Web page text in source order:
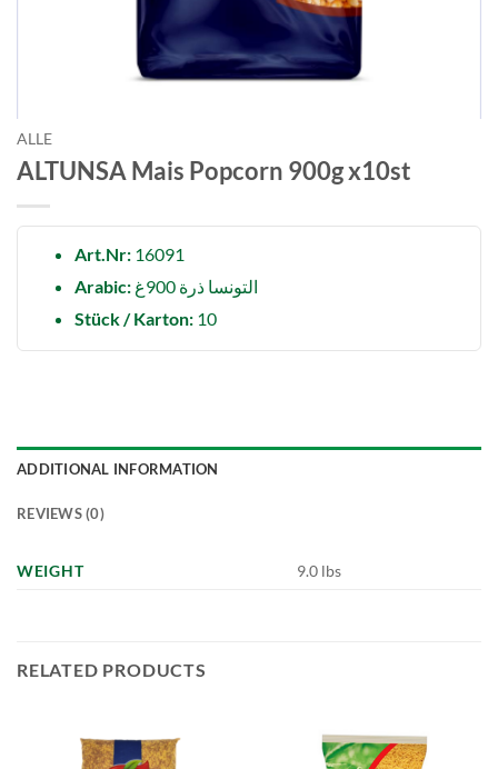
ALLE
ALTUNSA Mais Popcorn 900g x10st
Art.Nr:16091
Arabic:
التونسا ذرة 900غ
Stück / Karton:10
ADDITIONAL INFORMATION
REVIEWS (0)
WEIGHT 9.0 lbs
RELATED PRODUCTS